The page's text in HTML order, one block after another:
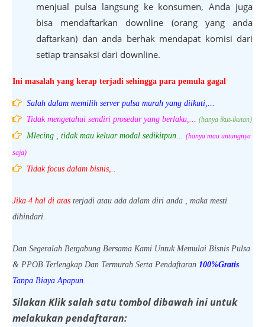
menjual pulsa langsung ke konsumen, Anda juga
bisa mendaftarkan downline (orang yang anda
daftarkan) dan anda berhak mendapat komisi dari
setiap transaksi dari downline.
Ini masalah yang kerap terjadi sehingga para pemula gagal
Salah dalam memilih server pulsa murah yang diikuti,...
Tidak mengetahui sendiri prosedur yang berlaku,... (hanya ikut-ikutan)
Mlecing , tidak mau keluar modal sedikitpun... (hanya mau untungnya
saja)
Tidak focus dalam bisnis,..
Jika 4 hal di atas terjadi atau ada dalam diri anda , maka mesti
dihindari.
Dan Segeralah Bergabung Bersama Kami Untuk Memulai Bisnis Pulsa
& PPOB Terlengkap Dan Termurah Serta Pendaftaran 100%Gratis
Tanpa Biaya Apapun.
Silakan Klik salah satu tombol dibawah ini untuk
melakukan pendaftaran: